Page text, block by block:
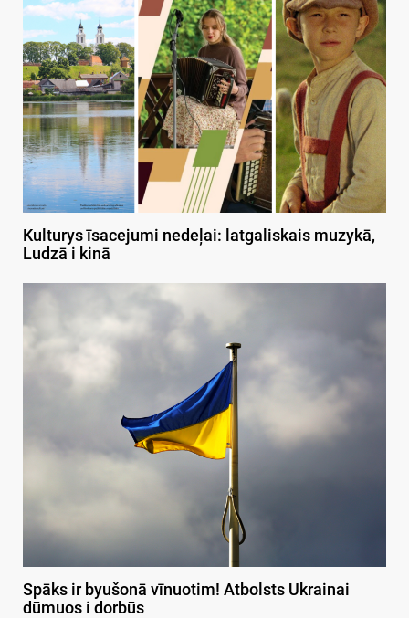
Kulturys īsacejumi nedeļai: latgaliskais muzykā,
Ludzā i kinā
Spāks ir byušonā vīnuotim! Atbolsts Ukrainai
dūmuos i dorbūs